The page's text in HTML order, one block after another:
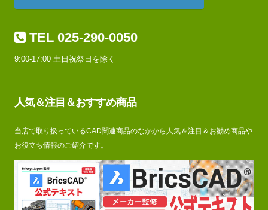
TEL 025-290-0050
9:00-17:00 土日祝祭日を除く
人気＆注目＆おすすめ商品
当店で取り扱っているCAD関連商品のなかから人気＆注目＆お勧め商品や
お役立ち情報のご紹介です。